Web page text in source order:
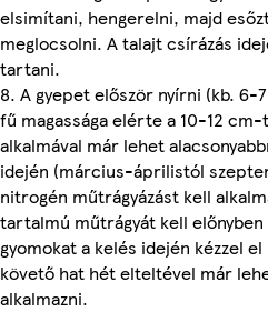
elsimítani, hengerelni, majd
meglocsolni. A talajt csírázás
tartani.
8. A gyepet először nyírni (kb.
fű magassága elérte a 10-12
alkalmával már lehet
idején (március-áprilistól
nitrogén műtrágyázást kell
tartalmú műtrágyát kell
gyomokat a kelés idején kézzel
követő hat hét elteltével már
alkalmazni.